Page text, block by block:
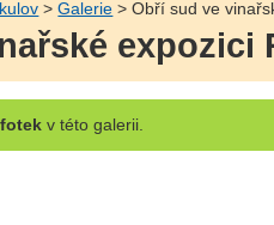
>Galerie > Obří sud ve
expozici
v této galerii.